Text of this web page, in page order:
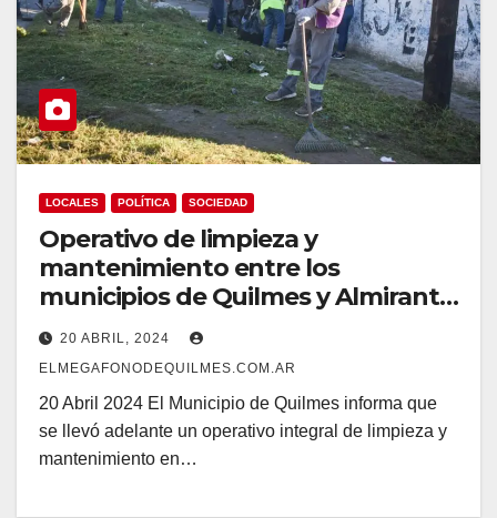
LOCALES POLÍTICA SOCIEDAD
Operativo de limpieza y
mantenimiento entre los
municipios de Quilmes y Almirante
Brown en Solano
20 ABRIL, 2024
ELMEGAFONODEQUILMES.COM.AR
20 Abril 2024 El Municipio de Quilmes informa que
se llevó adelante un operativo integral de limpieza y
mantenimiento en…